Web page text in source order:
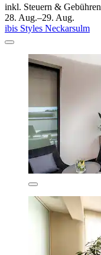
inkl. Steuern & Gebühren
28. Aug.–29. Aug.
ibis Styles Neckarsulm